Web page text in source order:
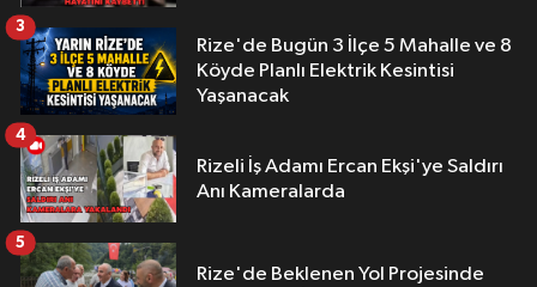
Rize'de Bugün 3 İlçe 5 Mahalle ve 8
Köyde Planlı Elektrik Kesintisi
Yaşanacak
3
Rizeli İş Adamı Ercan Ekşi'ye Saldırı
Anı Kameralarda
4
Rize'de Beklenen Yol Projesinde
5